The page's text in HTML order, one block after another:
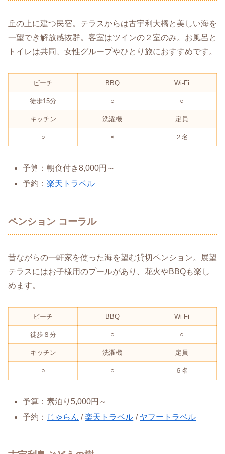
丘の上に建つ民宿。テラスからは古宇利大橋と美しい海を
一望でき解放感抜群。客室はツインの２室のみ。お風呂と
トイレは共同、女性グループやひとり旅におすすめです。
ビーチ BBQ Wi-Fi
徒歩15分 ○ ○
キッチン 洗濯機 定員
○ × ２名
予算：朝食付き8,000円～
予約：楽天トラベル
ペンション コーラル
昔ながらの一軒家を使った海を望む貸切ペンション。展望
テラスにはお子様用のプールがあり、花火やBBQも楽し
めます。
ビーチ BBQ Wi-Fi
徒歩８分 ○ ○
キッチン 洗濯機 定員
○ ○ ６名
予算：素泊り5,000円～
予約： じゃらん /楽天トラベル / ヤフートラベル